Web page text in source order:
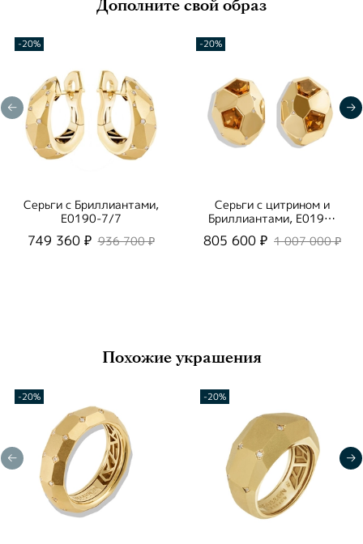
Дополните свой образ
-20%
Серьги с Бриллиантами,
E0190-7/7
749 360 ₽ 936 700 ₽
-20%
Серьги с цитрином и
Бриллиантами, E0190-
1/4
805 600 ₽ 1 007 000 ₽
Похожие украшения
-20% -20%